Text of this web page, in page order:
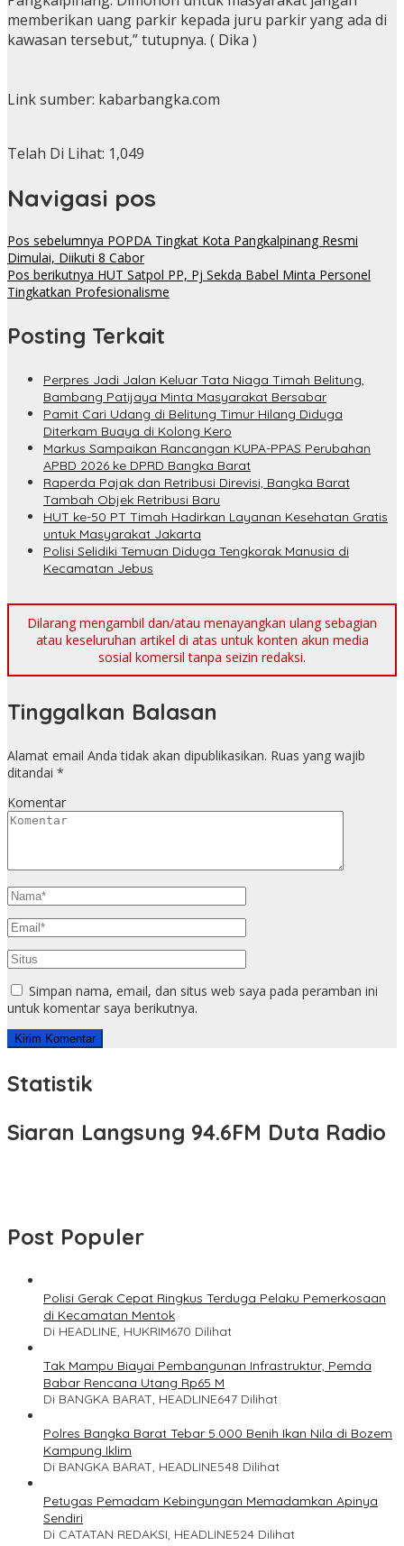
memberikan uang parkir kepada juru parkir yang ada di
kawasan tersebut,” tutupnya. ( Dika )
Link sumber: kabarbangka.com
Telah Di Lihat: 1,049
Navigasi pos
Pos sebelumnya POPDA Tingkat Kota Pangkalpinang Resmi
Dimulai, Diikuti 8 Cabor
Pos berikutnya HUT Satpol PP, Pj Sekda Babel Minta Personel
Tingkatkan Profesionalisme
Posting Terkait
Perpres Jadi Jalan Keluar Tata Niaga Timah Belitung,
Bambang Patijaya Minta Masyarakat Bersabar
Pamit Cari Udang di Belitung Timur Hilang Diduga
Diterkam Buaya di Kolong Kero
Markus Sampaikan Rancangan KUPA-PPAS Perubahan
APBD 2026 ke DPRD Bangka Barat
Raperda Pajak dan Retribusi Direvisi, Bangka Barat
Tambah Objek Retribusi Baru
HUT ke-50 PT Timah Hadirkan Layanan Kesehatan Gratis
untuk Masyarakat Jakarta
Polisi Selidiki Temuan Diduga Tengkorak Manusia di
Kecamatan Jebus
Dilarang mengambil dan/atau menayangkan ulang sebagian
atau keseluruhan artikel di atas untuk konten akun media
sosial komersil tanpa seizin redaksi.
Tinggalkan Balasan
Alamat email Anda tidak akan dipublikasikan. Ruas yang wajib
ditandai *
Komentar
Simpan nama, email, dan situs web saya pada peramban ini
untuk komentar saya berikutnya.
Statistik
Siaran Langsung 94.6FM Duta Radio
Post Populer
Polisi Gerak Cepat Ringkus Terduga Pelaku Pemerkosaan
di Kecamatan Mentok
Di HEADLINE, HUKRIM670 Dilihat
Tak Mampu Biayai Pembangunan Infrastruktur, Pemda
Babar Rencana Utang Rp65 M
Di BANGKA BARAT, HEADLINE647 Dilihat
Polres Bangka Barat Tebar 5.000 Benih Ikan Nila di Bozem
Kampung Iklim
Di BANGKA BARAT, HEADLINE548 Dilihat
Petugas Pemadam Kebingungan Memadamkan Apinya
Sendiri
Di CATATAN REDAKSI, HEADLINE524 Dilihat